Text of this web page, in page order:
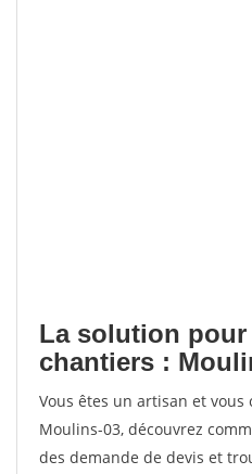
La solution
chantiers :
Vous êtes un artisan et
Moulins-03, découvrez
des demande de devis et